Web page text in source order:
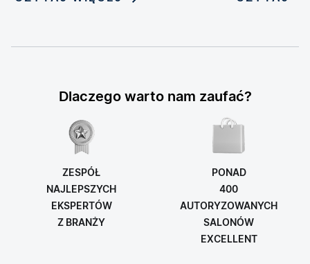
zaawansowanych urządzeń sprawia, że stają
modnym elementem aranżacji łazienek.
Dlaczego warto nam zaufać?
ZESPÓŁ
NAJLEPSZYCH
EKSPERTÓW
Z BRANŻY
PONAD
400
AUTORYZOWANYCH
SALONÓW
EXCELLENT